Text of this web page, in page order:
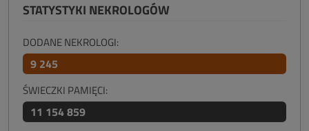
STATYSTYKI NEKROLOGÓW
DODANE NEKROLOGI:
9 245
ŚWIECZKI PAMIĘCI:
11 154 859